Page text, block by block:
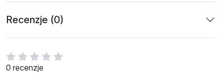
0 recenzje
Recenzje (0)